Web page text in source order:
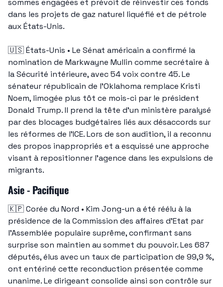
sommes engagées et prévoit de réinvestir ces fonds
dans les projets de gaz naturel liquéfié et de pétrole
aux États-Unis.
🇺🇸 États-Unis • Le Sénat américain a confirmé la
nomination de Markwayne Mullin comme secrétaire à
la Sécurité intérieure, avec 54 voix contre 45. Le
sénateur républicain de l’Oklahoma remplace Kristi
Noem, limogée plus tôt ce mois-ci par le président
Donald Trump. Il prend la tête d’un ministère paralysé
par des blocages budgétaires liés aux désaccords sur
les réformes de l’ICE. Lors de son audition, il a reconnu
des propos inappropriés et a esquissé une approche
visant à repositionner l’agence dans les expulsions de
migrants.
Asie - Pacifique
🇰🇵 Corée du Nord • Kim Jong-un a été réélu à la
présidence de la Commission des affaires d’Etat par
l’Assemblée populaire suprême, confirmant sans
surprise son maintien au sommet du pouvoir. Les 687
députés, élus avec un taux de participation de 99,9 %,
ont entériné cette reconduction présentée comme
unanime. Le dirigeant consolide ainsi son contrôle sur